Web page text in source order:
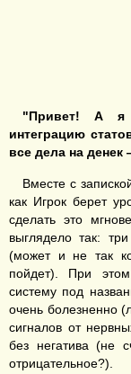
"Привет! А я
интеграцию
все дела на денек
Вместе с
как Игрок берет
сделать это
выглядело так:
(может и не так
пойдет). При
систему под
очень болезненно
сигналов от
без негатива (не
отрицательное?).